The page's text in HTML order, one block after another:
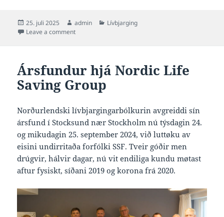
Posted
on
25. juli 2025 Author
admin Categories
Lívbjarging
Leave a commenton Í dag er altjóða dagur til fyribyrging av
Ársfundur hjá Nordic Life
Saving Group
Norðurlendski lívbjargingarbólkurin avgreiddi sín
ársfund í Stocksund nær Stockholm nú týsdagin 24.
og mikudagin 25. september 2024, við luttøku av
eisini undirritaða forfólki SSF. Tveir góðir men
drúgvir, hálvir dagar, nú vit endiliga kundu møtast
aftur fysiskt, síðani 2019 og korona frá 2020.